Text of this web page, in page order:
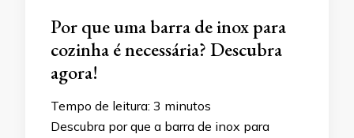
Por que uma barra de inox para
cozinha é necessária? Descubra
agora!
Tempo de leitura: 3 minutos
Descubra por que a barra de inox para